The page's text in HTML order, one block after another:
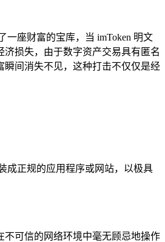
座财富的宝库，当 imToken 明文
损失，由于数字资产交易具有匿名
间消失不见，这种打击不仅仅是经
成正规的应用程序或网站，以极具
不可信的网络环境中毫无顾忌地操作